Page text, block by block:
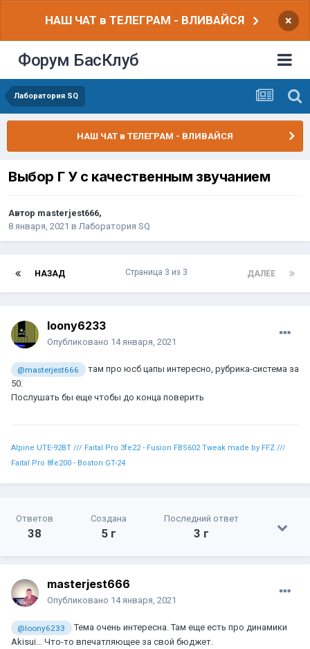
НАШ ЧАТ в ТЕЛЕГРАМ - ВЛИВАЙСЯ ×
Форум БасКлуб
Лаборатория SQ
НАШ ЧАТ в ТЕЛЕГРАМ - ВЛИВАЙСЯ
Выбор Г У с качественным звучанием
Автор masterjest666,
8 января, 2021 в Лаборатория SQ
НАЗАД ДАЛЕЕ
Страница 3 из 3
loony6233
Опубликовано 14 января, 2021
@masterjest666
там про юсб цапы интересно, рубрика-система за
50.
Послушать бы еще чтобы до конца поверить
Alpine UTE-92BT /// Faital Pro 3fe22 - Fusion FBS602 Tweak made by FFZ ///
Faital Pro 8fe200 - Boston GT-24
Ответов
38
Создана
5 г
Последний ответ
3 г
masterjest666
Опубликовано 14 января, 2021
@loony6233
Тема очень интересна. Там еще есть про динамики
Akisui... Что-то впечатляющее за свой бюджет.